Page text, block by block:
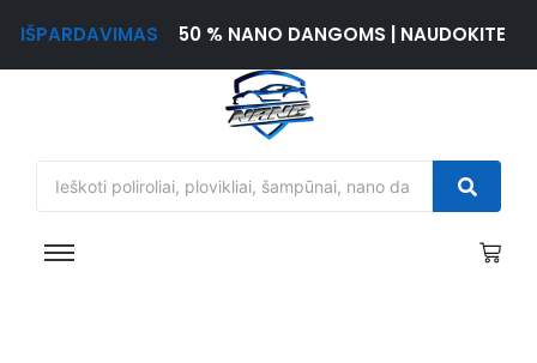
IŠPARDAVIMAS 50 % NANO DANGOMS | NAUDOKITE